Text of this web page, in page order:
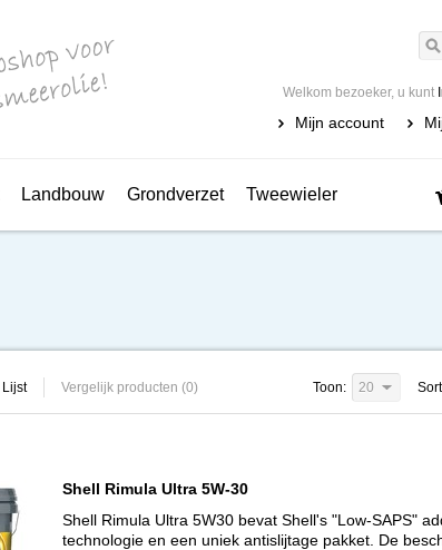
Welkom bezoeker, u kunt
Mijn account
Landbouw Grondverzet Tweewieler
Lijst Vergelijk producten (0) Toon: 20
Shell Rimula Ultra 5W-30
Shell Rimula Ultra 5W30 bevat Shell's "Low-SAPS"
technologie en een uniek antislijtage pakket. De